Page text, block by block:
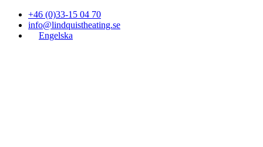
+46 (0)33-15 04 70
info@lindquistheating.se
Engelska